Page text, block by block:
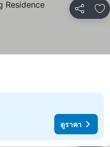
แชร์ เ
ดูราคา